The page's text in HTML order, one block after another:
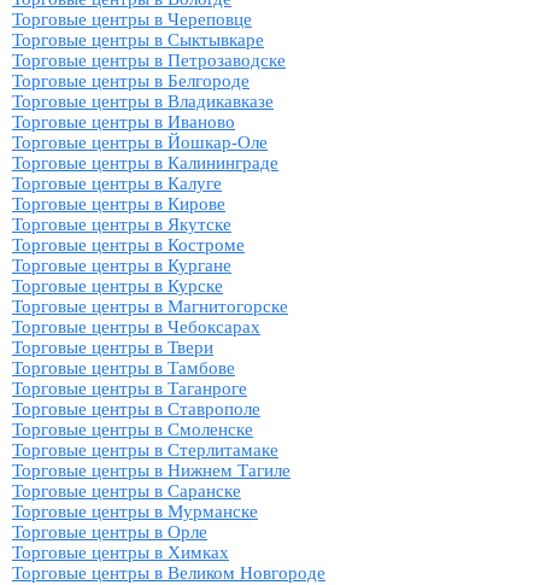
Торговые центры в Череповце
Торговые центры в Сыктывкаре
Торговые центры в Петрозаводске
Торговые центры в Белгороде
Торговые центры в Владикавказе
Торговые центры в Иваново
Торговые центры в Йошкар-Оле
Торговые центры в Калининграде
Торговые центры в Калуге
Торговые центры в Кирове
Торговые центры в Якутске
Торговые центры в Костроме
Торговые центры в Кургане
Торговые центры в Курске
Торговые центры в Магнитогорске
Торговые центры в Чебоксарах
Торговые центры в Твери
Торговые центры в Тамбове
Торговые центры в Таганроге
Торговые центры в Ставрополе
Торговые центры в Смоленске
Торговые центры в Стерлитамаке
Торговые центры в Нижнем Тагиле
Торговые центры в Саранске
Торговые центры в Мурманске
Торговые центры в Орле
Торговые центры в Химках
Торговые центры в Великом Новгороде